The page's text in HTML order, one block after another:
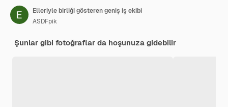
Elleriyle birliği gösteren geniş iş ekibi
ASDFpik
Şunlar gibi fotoğraflar da hoşunuza gidebilir